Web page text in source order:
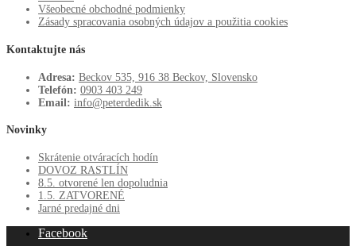
Všeobecné obchodné podmienky
Zásady spracovania osobných údajov a použitia cookies
Kontaktujte nás
Adresa: Beckov 535, 916 38 Beckov, Slovensko
Telefón: 0903 403 249
Email: info@peterdedik.sk
Novinky
Skrátenie otváracích hodín
DOVOZ RASTLÍN
8.5. otvorené len dopoludnia
1.5. ZATVORENÉ
Jarné predajné dni
Facebook